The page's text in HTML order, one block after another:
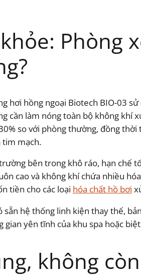
Phòng
hơi hồng ngoại Biotech BIO-03
cần làm nóng toàn bộ không khí
so với phòng thường, đồng
tim mạch.
bên trong khô ráo, hạn chế
cao và không khí chứa nhiều
tiền cho các loại hóa chất hồ bơi
hệ thống linh kiện thay thế,
yên tĩnh của khu spa hoặc
không